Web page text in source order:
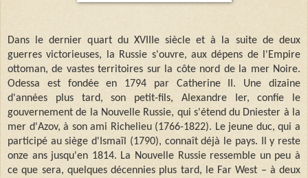
Dans le dernier quart du XVIIIe siècle et à la suite de deux
guerres victorieuses, la Russie s'ouvre, aux dépens de l'Empire
ottoman, de vastes territoires sur la côte nord de la mer Noire.
Odessa est fondée en 1794 par Catherine II. Une dizaine
d'années plus tard, son petit-fils, Alexandre Ier, confie le
gouvernement de la Nouvelle Russie, qui s'étend du Dniester à la
mer d'Azov, à son ami Richelieu (1766-1822). Le jeune duc, qui a
participé au siège d'Ismaïl (1790), connaît déjà le pays. Il y reste
onze ans jusqu'en 1814. La Nouvelle Russie ressemble un peu à
ce que sera, quelques décennies plus tard, le Far West – à deux